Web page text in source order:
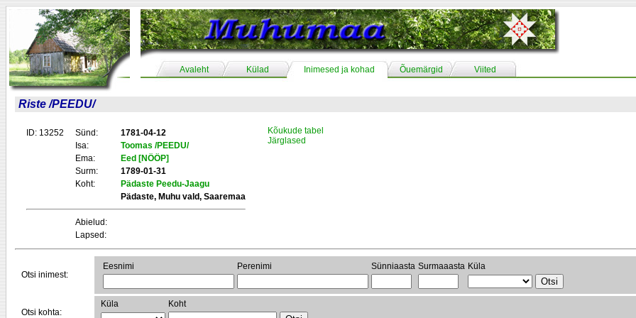
Avaleht Külad Inimesed ja kohad Õuemärgid Viited
Riste /PEEDU/
ID: 13252 Sünd:
1781-04-12
Isa:
Toomas /PEEDU/
Ema:
Eed [NÖÖP]
Surm:
1789-01-31
Koht:
Pädaste Peedu-Jaagu
Pädaste, Muhu vald, Saaremaa
Abielud:
Lapsed:
Kõukude tabel
Järglased
Otsi inimest:
Eesnimi Perenimi Sünniaasta Surmaaasta Küla
Otsi kohta:
Küla Koht